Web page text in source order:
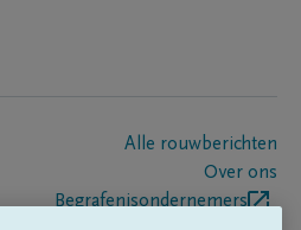
Alle rouwberichten
Over ons
Begrafenisondernemers